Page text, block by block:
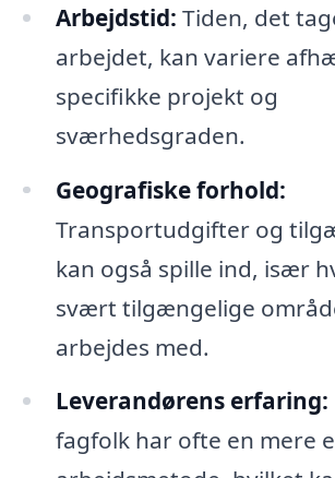
Arbejdstid: Tiden, det
arbejdet, kan variere
specifikke projekt og
sværhedsgraden.
Geografiske forhold:
Transportudgifter og
kan også spille ind, især
svært tilgængelige
arbejdes med.
Leverandørens erfaring:
fagfolk har ofte en mere